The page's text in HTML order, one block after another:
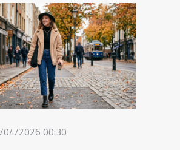
04/2026 00:30